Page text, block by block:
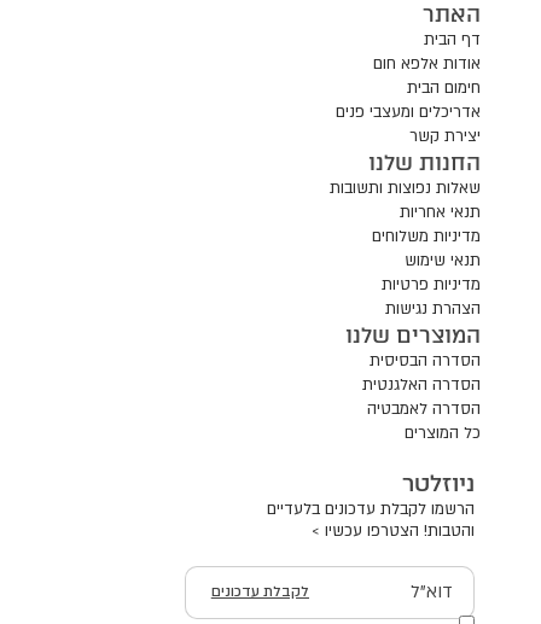
האתר
דף הבית
אודות אלפא חום
חימום הבית
אדריכלים ומעצבי פנים
יצירת קשר
החנות שלנו
שאלות נפוצות ותשובות
תנאי אחריות
מדיניות משלוחים
תנאי שימוש
מדיניות פרטיות
הצהרת נגישות
המוצרים שלנו
הסדרה הבסיסית
הסדרה האלגנטית
הסדרה לאמבטיה
כל המוצרים
ניוזלטר
הרשמו לקבלת עדכונים בלעדיים
והטבות! הצטרפו עכשיו >
דוא"ל לקבלת עדכונים